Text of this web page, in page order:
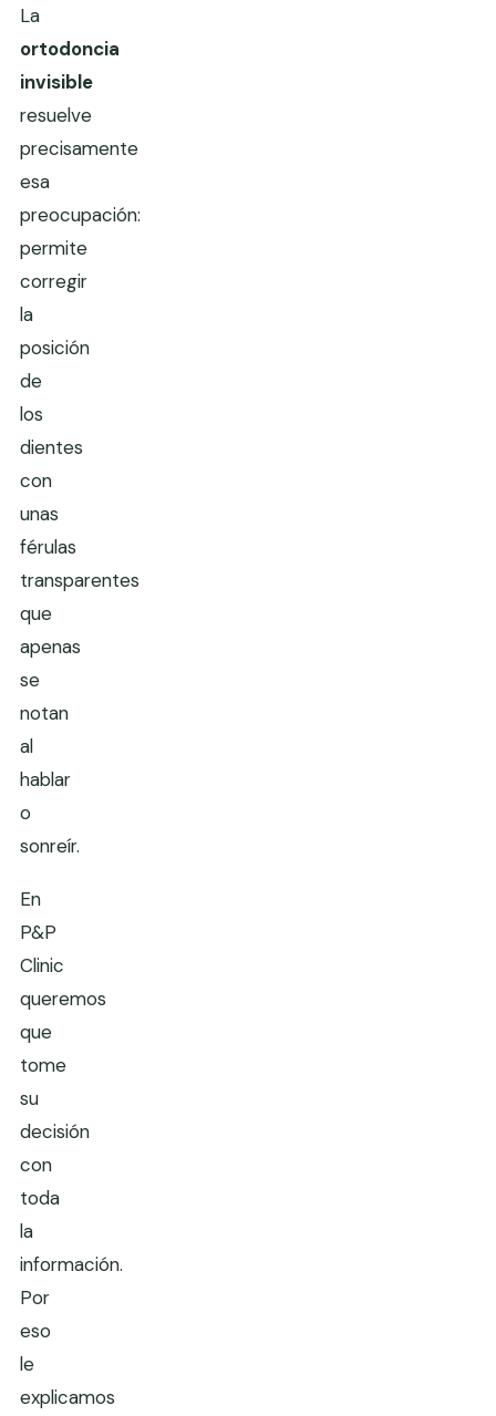
La
ortodoncia
invisible
resuelve
precisamente
esa
preocupación:
permite
corregir
la
posición
de
los
dientes
con
unas
férulas
transparentes
que
apenas
se
notan
al
hablar
o
sonreír.
En
P&P
Clinic
queremos
que
tome
su
decisión
con
toda
la
información.
Por
eso
le
explicamos